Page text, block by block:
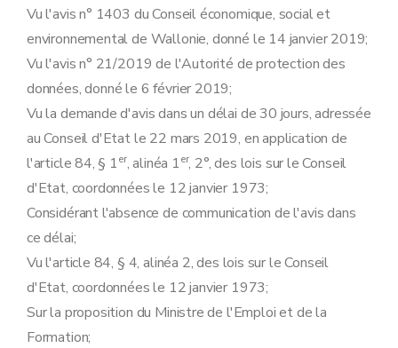
Vu l'avis n° 1403 du Conseil économique, social et
environnemental de Wallonie, donné le 14 janvier 2019;
Vu l'avis n° 21/2019 de l'Autorité de protection des
données, donné le 6 février 2019;
Vu la demande d'avis dans un délai de 30 jours, adressée
au Conseil d'Etat le 22 mars 2019, en application de
l'article 84, § 1er, alinéa 1er, 2°, des lois sur le Conseil
d'Etat, coordonnées le 12 janvier 1973;
Considérant l'absence de communication de l'avis dans
ce délai;
Vu l'article 84, § 4, alinéa 2, des lois sur le Conseil
d'Etat, coordonnées le 12 janvier 1973;
Sur la proposition du Ministre de l'Emploi et de la
Formation;